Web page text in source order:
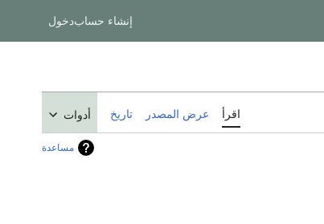
إنشاء حسابدخول
اقرأ عرض المصدر تاريخ أدوات
مساعدة